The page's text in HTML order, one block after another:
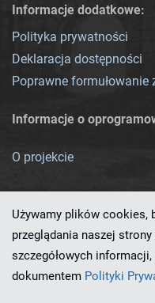
Informacje dodatkowe:
Polityka prywatności
Deklaracja dostępności
Poprawne formułowanie
Informacje o
O projekcie
Ten serwis działa dzięki
Używamy plików cookies,
przeglądania naszej
szczegółowych
dokumentem Polityki